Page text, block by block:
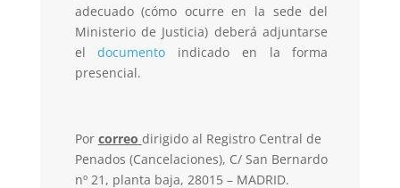
adecuado (cómo ocurre en la sede del
Ministerio de Justicia) deberá adjuntarse
eldocumento indicado en la forma
presencial.
Por correo dirigido al Registro Central de
Penados (Cancelaciones), C/ San Bernardo
nº 21, planta baja, 28015 – MADRID.